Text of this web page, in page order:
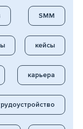
SMM
кейсы
карьера